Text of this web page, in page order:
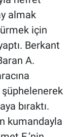
almak
için
Berkant
A.
bıraktı.
kumandayla